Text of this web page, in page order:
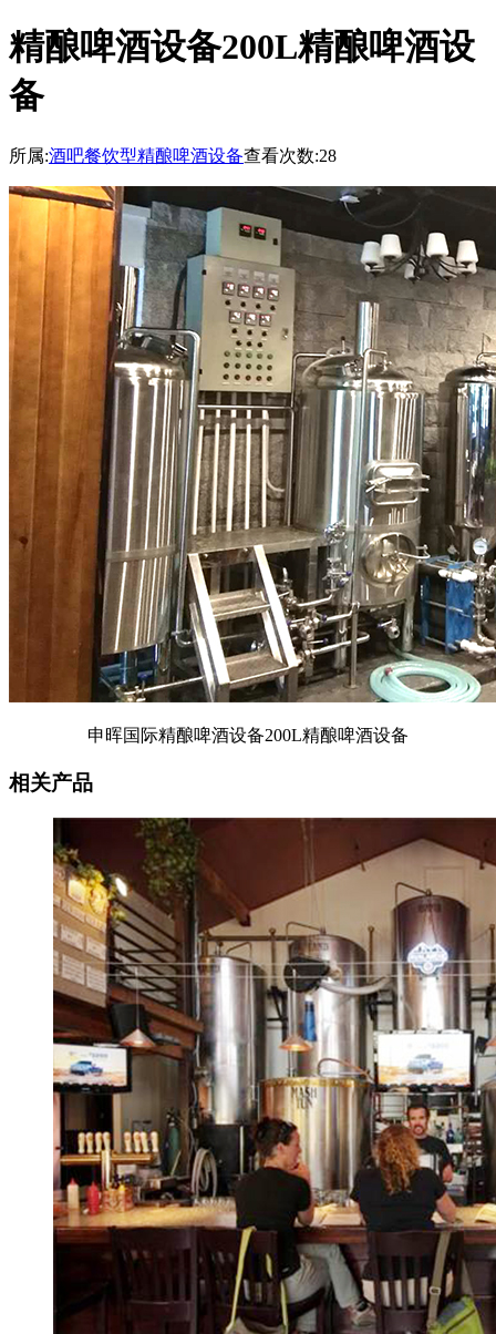
精酿啤酒设备200L精酿啤酒设
备
所属:酒吧餐饮型精酿啤酒设备查看次数:28
申晖国际精酿啤酒设备200L精酿啤酒设备
相关产品